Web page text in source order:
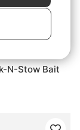
N-Stow Bait